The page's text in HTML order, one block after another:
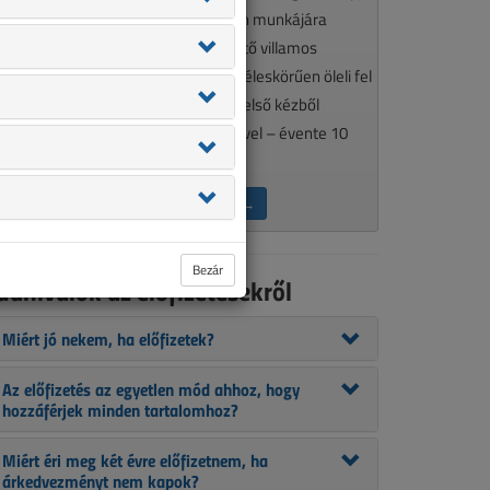
olvasmánya minden munkájára
igényes, a szakma aktualitásait követő villamos
A VL tematikája széleskörűen öleli fel
a szakmánkat érintő kérdéseket, így első kézből
szakcikkeink segítségével – évente 10
ÉRDEKEL AZ ELŐFIZETÉS →
az előfizetésekről
Miért jó nekem, ha előfizetek?
Az előfizetés az egyetlen mód ahhoz, hogy
hozzáférjek minden tartalomhoz?
Miért éri meg két évre előfizetnem, ha
árkedvezményt nem kapok?
Bezár